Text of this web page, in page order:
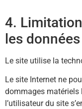
4.
les
Le site utilise la
Le site Internet ne
dommages matériels
l’utilisateur du site